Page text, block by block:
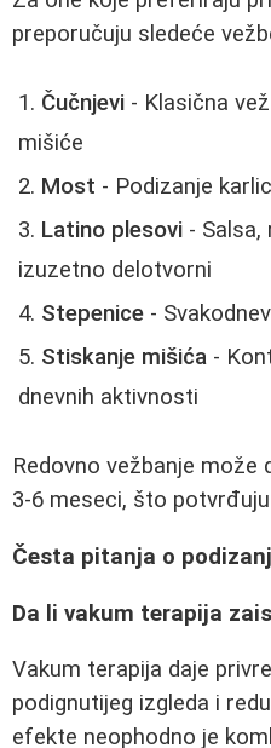
preporučuju sledeće
Čučnjevi - Klasična
mišiće
Most - Podizanje
Latino plesovi - Salsa,
izuzetno delotvorni
Stepenice -
Stiskanje mišića -
dnevnih aktivnosti
Redovno vežbanje
3-6 meseci, što
Česta pitanja o
Da li vakum terapija
Vakum terapija daje
podignutijeg izgleda i
efekte neophodno je